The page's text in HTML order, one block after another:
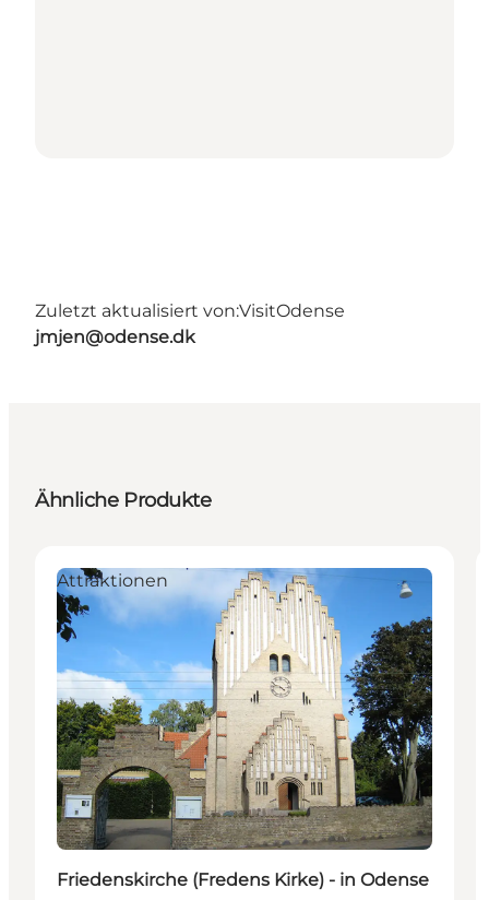
Zuletzt aktualisiert von:VisitOdense
jmjen@odense.dk
Ähnliche Produkte
Attraktionen
Friedenskirche (Fredens Kirke) - in Odense